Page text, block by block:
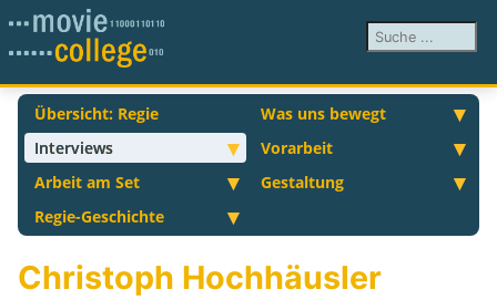
Suchen ...
Übersicht: Regie
Was uns bewegt
Interviews
Vorarbeit
Arbeit am Set
Gestaltung
Regie-Geschichte
Christoph Hochhäusler